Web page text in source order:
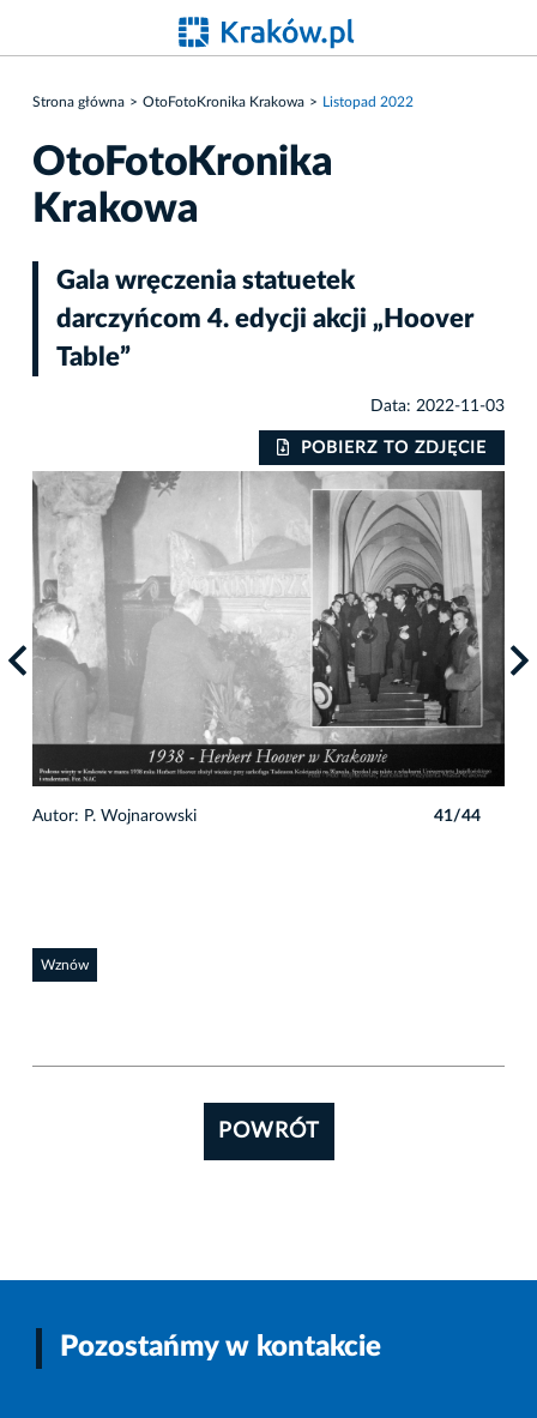
Strona główna OtoFotoKronika Krakowa Listopad 2022
OtoFotoKronika
Krakowa
Gala wręczenia statuetek
darczyńcom 4. edycji akcji „Hoover
Table”
Data: 2022-11-03
POBIERZ TO ZDJĘCIE
Autor: P. Wojnarowski 41/44
Wznów
POWRÓT
Pozostańmy w kontakcie